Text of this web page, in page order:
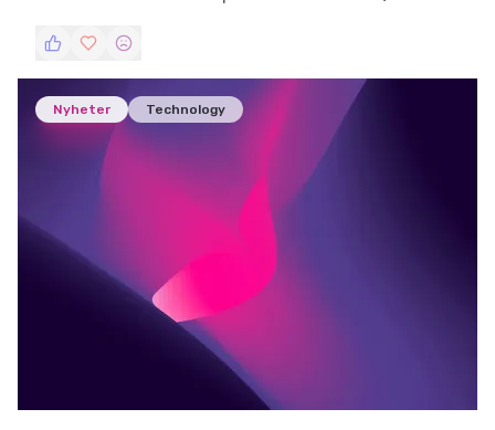
Nyheter Technology